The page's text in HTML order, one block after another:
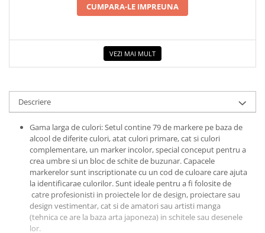
CUMPARA-LE IMPREUNA
VEZI MAI MULT
Descriere
Gama larga de culori: Setul contine 79 de markere pe baza de
alcool de diferite culori, atat culori primare, cat si culori
complementare, un marker incolor, special conceput pentru a
crea umbre si un bloc de schite de buzunar. Capacele
markerelor sunt inscriptionate cu un cod de culoare care ajuta
la identificarae culorilor. Sunt ideale pentru a fi folosite de
catre profesionisti in proiectele lor de design, proiectare sau
design vestimentar, cat si de amatori sau artisti manga
(tehnica ce are la baza arta japoneza) in schitele sau desenele
lor.